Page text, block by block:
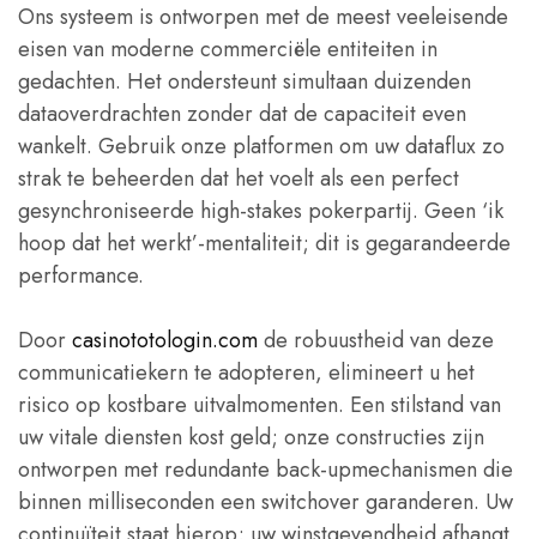
Ons systeem is ontworpen met de meest veeleisende
eisen van moderne commerciële entiteiten in
gedachten. Het ondersteunt simultaan duizenden
dataoverdrachten zonder dat de capaciteit even
wankelt. Gebruik onze platformen om uw dataflux zo
strak te beheerden dat het voelt als een perfect
gesynchroniseerde high-stakes pokerpartij. Geen ‘ik
hoop dat het werkt’-mentaliteit; dit is gegarandeerde
performance.
Doorcasinototologin.comde robuustheid van deze
communicatiekern te adopteren, elimineert u het
risico op kostbare uitvalmomenten. Een stilstand van
uw vitale diensten kost geld; onze constructies zijn
ontworpen met redundante back-upmechanismen die
binnen milliseconden een switchover garanderen. Uw